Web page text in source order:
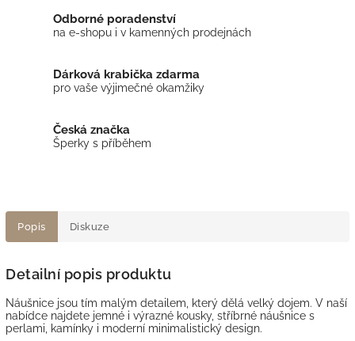
Odborné poradenství
na e-shopu i v kamenných prodejnách
Dárková krabička zdarma
pro vaše výjimečné okamžiky
Česká značka
Šperky s příběhem
Popis Diskuze
Detailní popis produktu
Náušnice jsou tím malým detailem, který dělá velký dojem. V naší
nabídce najdete jemné i výrazné kousky, stříbrné náušnice s
perlami, kamínky i moderní minimalistický design.